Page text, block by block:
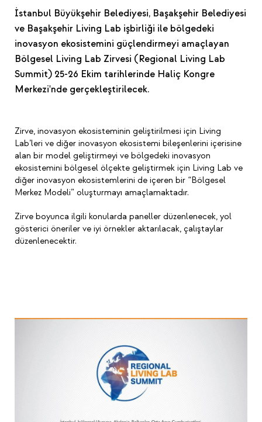
İstanbul Büyükşehir Belediyesi, Başakşehir Belediyesi
ve Başakşehir Living Lab işbirliği ile bölgedeki
inovasyon ekosistemini güçlendirmeyi amaçlayan
Bölgesel Living Lab Zirvesi (Regional Living Lab
Summit) 25-26 Ekim tarihlerinde Haliç Kongre
Merkezi'nde gerçekleştirilecek.
Zirve, inovasyon ekosisteminin geliştirilmesi için Living
Lab’leri ve diğer inovasyon ekosistemi bileşenlerini içerisine
alan bir model geliştirmeyi ve bölgedeki inovasyon
ekosistemini bölgesel ölçekte geliştirmek için Living Lab ve
diğer inovasyon ekosistemlerini de içeren bir “Bölgesel
Merkez Modeli” oluşturmayı amaçlamaktadır.
Zirve boyunca ilgili konularda paneller düzenlenecek, yol
gösterici öneriler ve iyi örnekler aktarılacak, çalıştaylar
düzenlenecektir.